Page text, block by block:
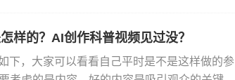
样的？AI创作科普视频见过没？
下，大家可以看看自己平时是不是这样做的参